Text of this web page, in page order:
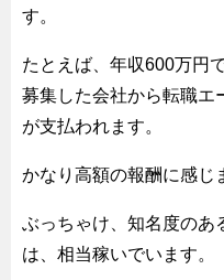
す。
たとえば、年収600万円
募集した会社から転職エ
が支払われます。
かなり高額の報酬に感じ
ぶっちゃけ、知名度のあ
は、相当稼いでいます。